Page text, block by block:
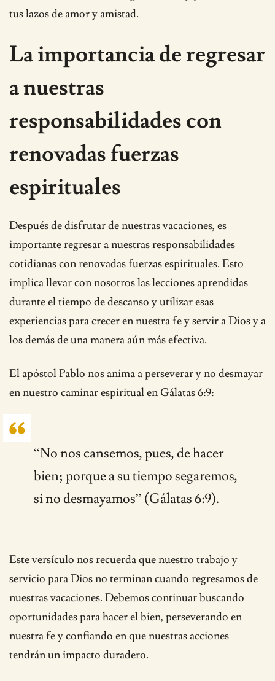
tus lazos de amor y amistad.
La importancia de regresar
a nuestras
responsabilidades con
renovadas fuerzas
espirituales
Después de disfrutar de nuestras vacaciones, es
importante regresar a nuestras responsabilidades
cotidianas con renovadas fuerzas espirituales. Esto
implica llevar con nosotros las lecciones aprendidas
durante el tiempo de descanso y utilizar esas
experiencias para crecer en nuestra fe y servir a Dios y a
los demás de una manera aún más efectiva.
El apóstol Pablo nos anima a perseverar y no desmayar
en nuestro caminar espiritual en Gálatas 6:9:
“No nos cansemos, pues, de hacer
bien; porque a su tiempo segaremos,
si no desmayamos” (Gálatas 6:9).
Este versículo nos recuerda que nuestro trabajo y
servicio para Dios no terminan cuando regresamos de
nuestras vacaciones. Debemos continuar buscando
oportunidades para hacer el bien, perseverando en
nuestra fe y confiando en que nuestras acciones
tendrán un impacto duradero.